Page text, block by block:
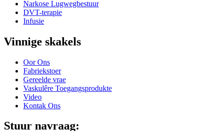
Narkose Lugwegbestuur
DVT-terapie
Infusie
Vinnige skakels
Oor Ons
Fabriekstoer
Gereelde vrae
Vaskulêre Toegangsprodukte
Video
Kontak Ons
Stuur navraag: